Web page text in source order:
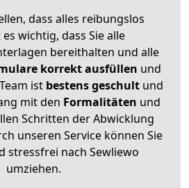
dass alles reibungslos
wichtig, dass Sie alle
bereithalten und alle
korrekt ausfüllen und
ist bestens geschult und
mit den Formalitäten und
Schritten der Abwicklung
unseren Service können Sie
stressfrei nach Sewliewo
umziehen.